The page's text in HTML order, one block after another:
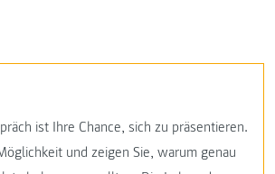
ist Ihre Chance, sich zu präsentieren.
und zeigen Sie, warum genau